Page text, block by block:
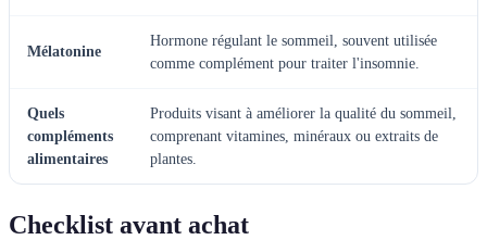
Mélatonine
Hormone régulant le sommeil, souvent utilisée
comme complément pour traiter l'insomnie.
Quels
compléments
alimentaires
Produits visant à améliorer la qualité du sommeil,
comprenant vitamines, minéraux ou extraits de
plantes.
Checklist avant achat